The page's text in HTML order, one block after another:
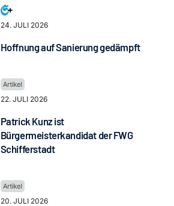
24. JULI 2026
Hoffnung auf Sanierung gedämpft
22. JULI 2026
Patrick Kunz ist
Bürgermeisterkandidat der FWG
Schifferstadt
20. JULI 2026